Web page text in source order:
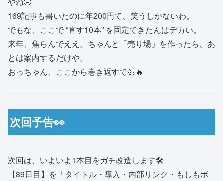
169記事も書いたのに年200円て、笑うしかないわ。
でもな、ここで “直す10本” を固定できたんはデカい。
来年、焦らんでええ。ちゃんと「売り場」を作ったら、あ
とは案内するだけや。
おっちゃん、ここから巻き返すで💪🔥
次回予告👀
次回は、いよいよ1本目をガチ改造します🛠️
【89日目】を「タイトル・導入・内部リンク・もしもボ